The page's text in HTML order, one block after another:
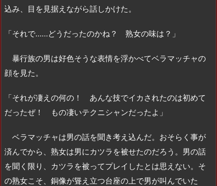
込み、目を見据えながら話しかけた。
「それで……どうだったのかね？ 熟女の味は？」
暴行族の男は好色そうな表情を浮かべてベラマッチャの
顔を見た。
「それが凄えの何の！ あんな技でイカされたのは初めて
だったぜ！ もの凄いテクニシャンだったよ」
ベラマッチャは男の話を聞き考え込んだ。おそらく事が
済んでから、熟女は男にカツラを被せたのだろう。男の話
を聞く限り、カツラを被ってプレイしたとは思えない。そ
の熟女こそ、銅像が聳え立つ台座の上で男が叫んでいた